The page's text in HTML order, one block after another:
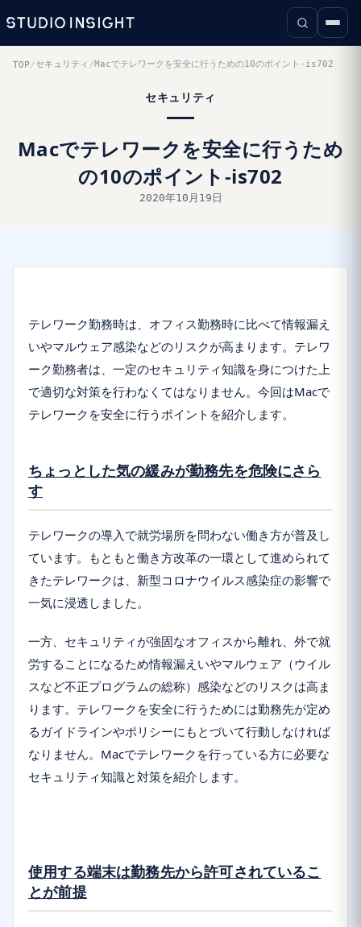
TOP /セキュリティ /Macでテレワークを安全に行うための10のポイント-is702
セキュリティ
Macでテレワークを安全に行うため
の10のポイント-is702
2020年10月19日
テレワーク勤務時は、オフィス勤務時に比べて情報漏え
いやマルウェア感染などのリスクが高まります。テレワ
ーク勤務者は、一定のセキュリティ知識を身につけた上
で適切な対策を行わなくてはなりません。今回はMacで
テレワークを安全に行うポイントを紹介します。
ちょっとした気の緩みが勤務先を危険にさら
す
テレワークの導入で就労場所を問わない働き方が普及し
ています。もともと働き方改革の一環として進められて
きたテレワークは、新型コロナウイルス感染症の影響で
一気に浸透しました。
一方、セキュリティが強固なオフィスから離れ、外で就
労することになるため情報漏えいやマルウェア（ウイル
スなど不正プログラムの総称）感染などのリスクは高ま
ります。テレワークを安全に行うためには勤務先が定め
るガイドラインやポリシーにもとづいて行動しなければ
なりません。Macでテレワークを行っている方に必要な
セキュリティ知識と対策を紹介します。
使用する端末は勤務先から許可されているこ
とが前提